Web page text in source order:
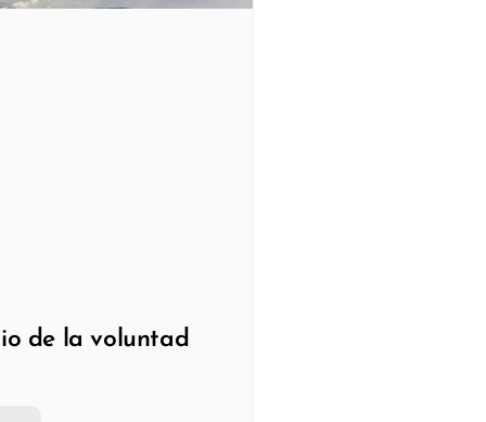
de la voluntad